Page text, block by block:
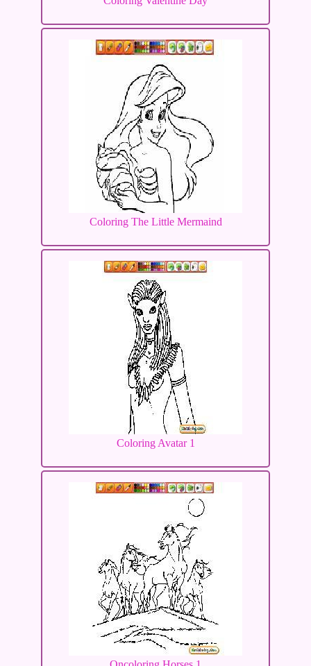
Coloring The Little Mermaind
Coloring Avatar 1